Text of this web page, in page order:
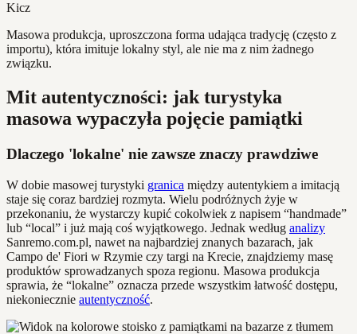
Kicz
Masowa produkcja, uproszczona forma udająca tradycję (często z
importu), która imituje lokalny styl, ale nie ma z nim żadnego
związku.
Mit autentyczności: jak turystyka
masowa wypaczyła pojęcie pamiątki
Dlaczego 'lokalne' nie zawsze znaczy prawdziwe
W dobie masowej turystyki granica między autentykiem a imitacją
staje się coraz bardziej rozmyta. Wielu podróżnych żyje w
przekonaniu, że wystarczy kupić cokolwiek z napisem “handmade”
lub “local” i już mają coś wyjątkowego. Jednak według analizy
Sanremo.com.pl, nawet na najbardziej znanych bazarach, jak
Campo de' Fiori w Rzymie czy targi na Krecie, znajdziemy masę
produktów sprowadzanych spoza regionu. Masowa produkcja
sprawia, że “lokalne” oznacza przede wszystkim łatwość dostępu,
niekoniecznie autentyczność.